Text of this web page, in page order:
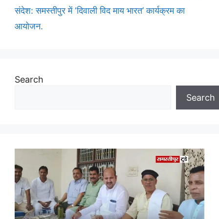
संदेश: समस्तीपुर में ‘दिवाली विद माय भारत’ कार्यक्रम का
आयोजन.
Search
Search